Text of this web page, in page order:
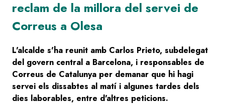
reclam de la millora del servei de
Correus a Olesa
L'alcalde s'ha reunit amb Carlos Prieto, subdelegat
del govern central a Barcelona, i responsables de
Correus de Catalunya per demanar que hi hagi
servei els dissabtes al matí i algunes tardes dels
dies laborables, entre d'altres peticions.